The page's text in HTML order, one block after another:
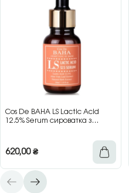
Cos De BAHA LS Lactic Acid
12.5% Serum сироватка з
620,00₴